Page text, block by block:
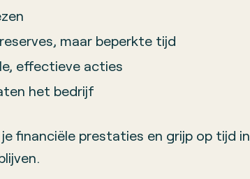
maar beperkte tijd
effectieve acties
het bedrijf
financiële prestaties en grijp op tijd in